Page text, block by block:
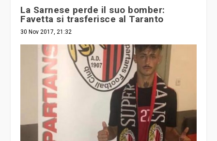
La Sarnese perde il suo bomber:
Favetta si trasferisce al Taranto
30 Nov 2017, 21:32